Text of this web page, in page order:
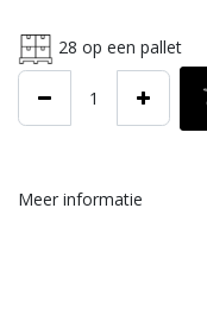
28 op een pallet
Meer informatie